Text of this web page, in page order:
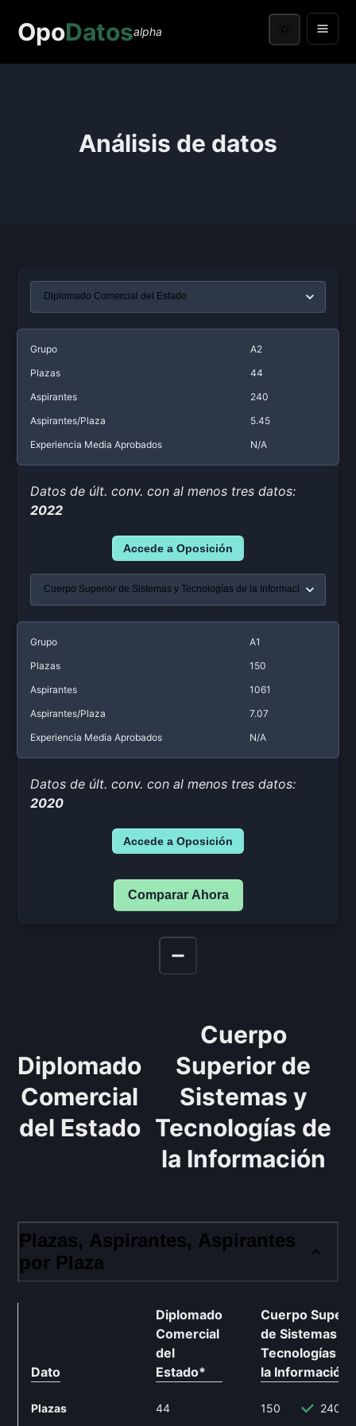
OpoDatosalpha
Análisis de datos
Grupo
A2
Plazas
44
Aspirantes
240
Aspirantes/Plaza
5.45
Experiencia Media Aprobados
N/A
Datos de últ. conv. con al menos tres datos:
2022
Accede a Oposición
Grupo
A1
Plazas
150
Aspirantes
1061
Aspirantes/Plaza
7.07
Experiencia Media Aprobados
N/A
Datos de últ. conv. con al menos tres datos:
2020
Accede a Oposición
Comparar Ahora
Diplomado
Comercial
del Estado
Cuerpo
Superior de
Sistemas y
Tecnologías de
la Información
Plazas, Aspirantes, Aspirantes
por Plaza
Dato
Diplomado
Comercial
del
Estado*
Plazas 44
Cuerpo
de Sistemas y
Tecnologías de
la Información
150